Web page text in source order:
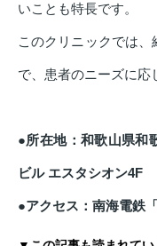
いことも特長です。
このクリニックでは
で、患者のニーズに応
●所在地：和歌山県和
ビル エスタシオン4F
●アクセス：南海電鉄